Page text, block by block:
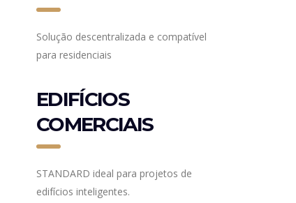
Solução descentralizada e compatível
para residenciais
EDIFÍCIOS
COMERCIAIS
STANDARD ideal para projetos de
edifícios inteligentes.